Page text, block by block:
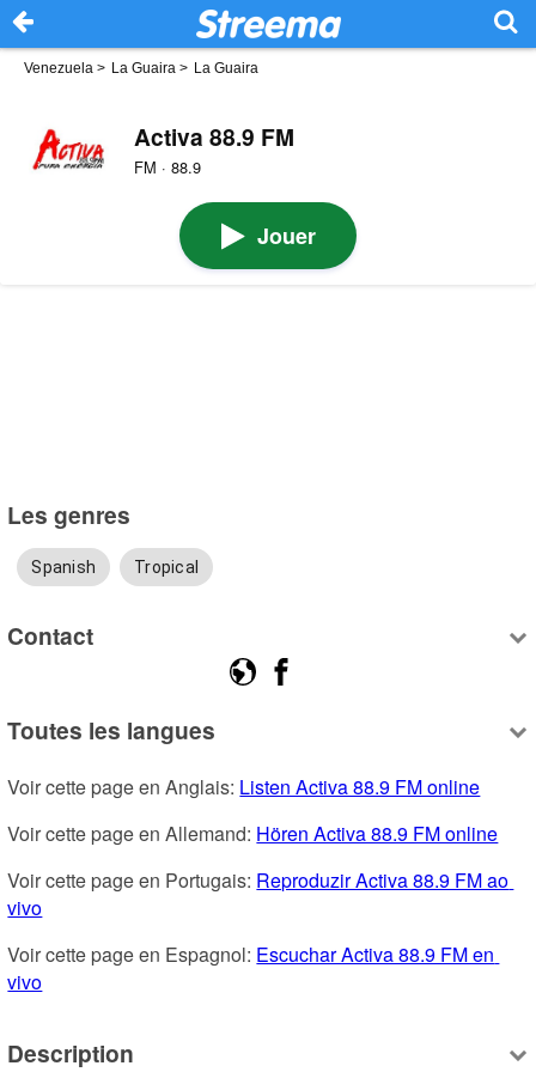
Venezuela > La Guaira > La Guaira
Activa 88.9 FM
FM · 88.9
Jouer
Les genres
Spanish Tropical
Contact
Toutes les langues
Voir cette page en Anglais: Listen Activa 88.9 FM online
Voir cette page en Allemand: Hören Activa 88.9 FM online
Voir cette page en Portugais: Reproduzir Activa 88.9 FM ao
vivo
Voir cette page en Espagnol: Escuchar Activa 88.9 FM en
vivo
Description